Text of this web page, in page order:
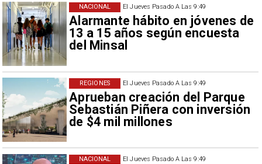
El Jueves Pasado A Las 9:49
Alarmante hábito en jóvenes de
13 a 15 años según encuesta
del Minsal
NACIONAL
El Jueves Pasado A Las 9:49
Aprueban creación del Parque
Sebastián Piñera con inversión
de $4 mil millones
REGIONES
El Jueves Pasado A Las 9:49
NACIONAL